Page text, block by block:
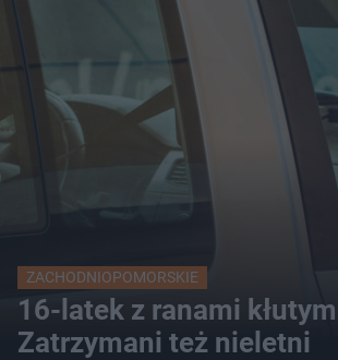
ZACHODNIOPOMORSKIE
16-latek z ranami
Zatrzymani też nieletni